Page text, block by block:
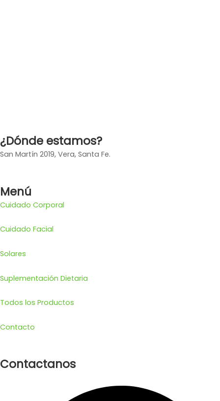
¿Dónde estamos?
San Martín 2019, Vera, Santa Fe.
Menú
Cuidado Corporal
Cuidado Facial
Solares
Suplementación Dietaria
Todos los Productos
Contacto
Contactanos